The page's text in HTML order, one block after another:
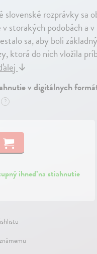
slovenské rozprávky sa
storakých podobách a
sa, aby boli
ktorá do nich vložila
↓
v digitálnych
?
ihneď na stiahnutie